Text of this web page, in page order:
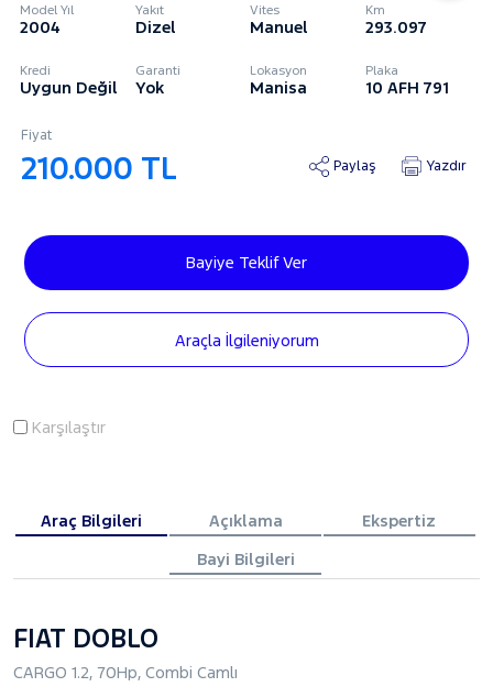
Model Yıl
2004
Yakıt
Dizel
Vites
Manuel
Km
293.097
Kredi
Uygun Değil
Garanti
Yok
Lokasyon
Manisa
Plaka
10 AFH 791
Fiyat
210.000 TL Paylaş Yazdır
Bayiye Teklif Ver
Araçla İlgileniyorum
Karşılaştır
Araç Bilgileri Açıklama
Ekspertiz
Bayi Bilgileri
FIAT DOBLO
CARGO 1.2, 70Hp, Combi Camlı